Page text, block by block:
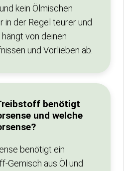
kein Ölmischen
in der Regel teurer und
von deinen
und Vorlieben ab.
benötigt
und welche
benötigt ein
Gemisch aus Öl und